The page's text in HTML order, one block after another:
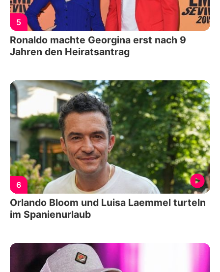
5
Ronaldo machte Georgina erst nach 9
Jahren den Heiratsantrag
6
Orlando Bloom und Luisa Laemmel turteln
im Spanienurlaub